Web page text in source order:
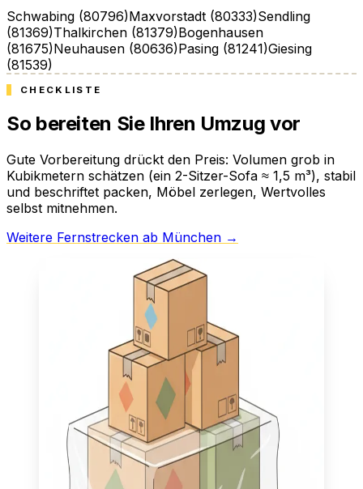
Schwabing (80796)Maxvorstadt (80333)Sendling
(81369)Thalkirchen (81379)Bogenhausen
(81675)Neuhausen (80636)Pasing (81241)Giesing
(81539)
CHECKLISTE
So bereiten Sie Ihren Umzug vor
Gute Vorbereitung drückt den Preis: Volumen grob in
Kubikmetern schätzen (ein 2-Sitzer-Sofa ≈ 1,5 m³), stabil
und beschriftet packen, Möbel zerlegen, Wertvolles
selbst mitnehmen.
Weitere Fernstrecken ab München →